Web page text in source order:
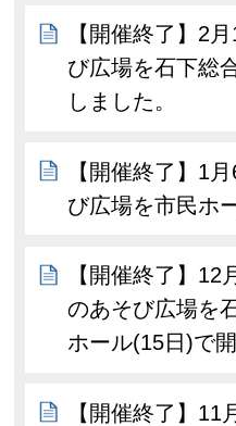
【開催終了】2
び広場を石下総
しました。
【開催終了】1
び広場を市民ホ
【開催終了】12
のあそび広場を
ホール(15日)で
【開催終了】